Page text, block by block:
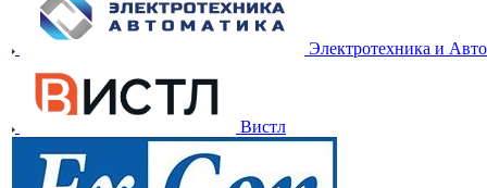
Электротехника и
Вистл